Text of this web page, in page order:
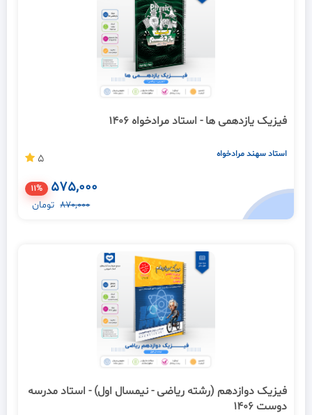
فیزیک یازدهمی ها - استاد مرادخواه 1406
استاد سهند مرادخواه 5
575,000
11%
870,000 تومان
فیزیک دوازدهم (رشته ریاضی - نیمسال اول) - استاد مدرسه
دوست 1406